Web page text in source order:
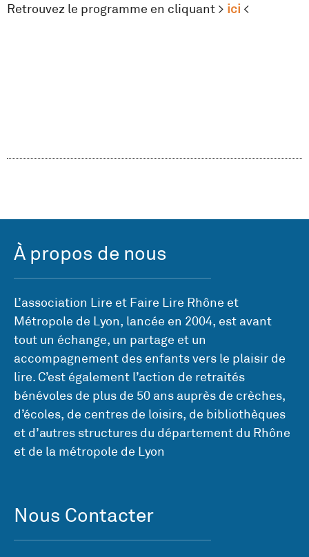
Retrouvez le programme en cliquant > ici <
À propos de nous
L’association Lire et Faire Lire Rhône et
Métropole de Lyon, lancée en 2004, est avant
tout un échange, un partage et un
accompagnement des enfants vers le plaisir de
lire. C’est également l’action de retraités
bénévoles de plus de 50 ans auprès de crèches,
d’écoles, de centres de loisirs, de bibliothèques
et d’autres structures du département du Rhône
et de la métropole de Lyon
Nous Contacter